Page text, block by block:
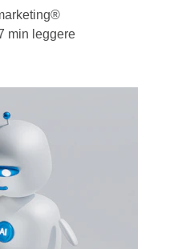
min leggere